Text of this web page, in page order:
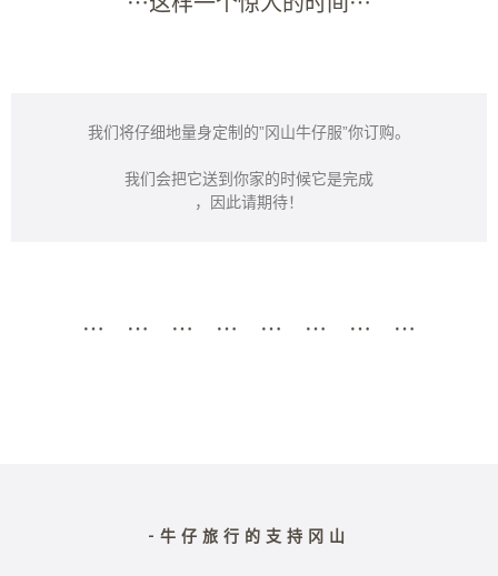
我们将仔细地量身定制的”冈山牛仔服”你订购。
我们会把它送到你家的时候它是完成
，因此请期待！
⋯ ⋯ ⋯ ⋯ ⋯ ⋯ ⋯ ⋯
-牛仔旅行的支持冈山